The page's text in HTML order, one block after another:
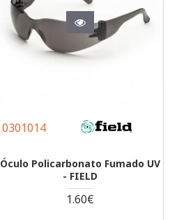
0301014
Óculo Policarbonato Fumado UV
- FIELD
1.60€